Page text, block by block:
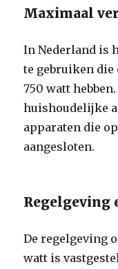
Maximaal
In Nederland is
te gebruiken die
750 watt
huishoudelijke
apparaten die
aangesloten.
Regelgeving
De regelgeving
watt is